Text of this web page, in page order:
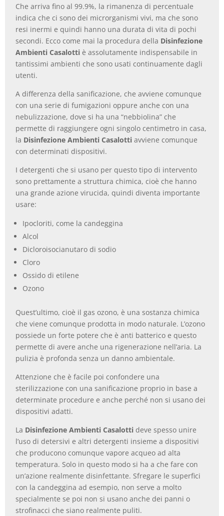
Che arriva fino al 99.9%, la rimanenza di percentuale
indica che ci sono dei microrganismi vivi, ma che sono
resi inermi e quindi hanno una durata di vita di pochi
secondi. Ecco come mai la procedura della Disinfezione
Ambienti Casalotti è assolutamente indispensabile in
tantissimi ambienti che sono usati continuamente dagli
utenti.
A differenza della sanificazione, che avviene comunque
con una serie di fumigazioni oppure anche con una
nebulizzazione, dove si ha una “nebbiolina” che
permette di raggiungere ogni singolo centimetro in casa,
la Disinfezione Ambienti Casalotti avviene comunque
con determinati dispositivi.
I detergenti che si usano per questo tipo di intervento
sono prettamente a struttura chimica, cioè che hanno
una grande azione virucida, quindi diventa importante
usare:
Ipocloriti, come la candeggina
Alcol
Dicloroisocianutaro di sodio
Cloro
Ossido di etilene
Ozono
Quest’ultimo, cioè il gas ozono, è una sostanza chimica
che viene comunque prodotta in modo naturale. L’ozono
possiede un forte potere che è anti batterico e questo
permette di avere anche una rigenerazione nell’aria. La
pulizia è profonda senza un danno ambientale.
Attenzione che è facile poi confondere una
sterilizzazione con una sanificazione proprio in base a
determinate procedure e anche perché non si usano dei
dispositivi adatti.
La Disinfezione Ambienti Casalotti deve spesso unire
l’uso di detersivi e altri detergenti insieme a dispositivi
che producono comunque vapore acqueo ad alta
temperatura. Solo in questo modo si ha a che fare con
un’azione realmente disinfettante. Sfregare le superfici
con la candeggina ad esempio, non serve a molto
specialmente se poi non si usano anche dei panni o
strofinacci che siano realmente puliti.